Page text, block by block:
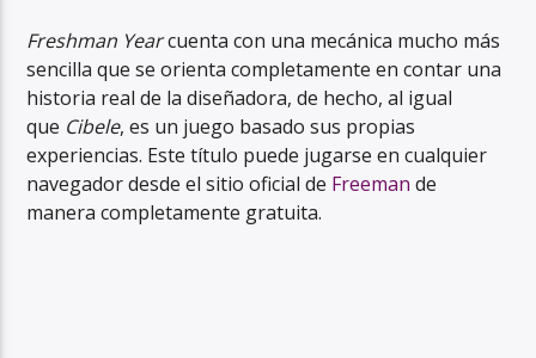
Freshman Yearcuenta con una mecánica mucho más
sencilla que se orienta completamente en contar una
historia real de la diseñadora, de hecho, al igual
que Cibele, es un juego basado sus propias
experiencias. Este título puede jugarse en cualquier
navegador desde el sitio oficial de Freeman de
manera completamente gratuita.